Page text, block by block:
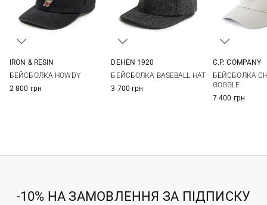
IRON & RESIN
БЕЙСБОЛКА HOWDY
2 800 грн
DEHEN 1920
БЕЙСБОЛКА BASEBALL HAT
3 700 грн
C.P. COMPANY
БЕЙСБОЛКА
GOGGLE
7 400 грн
-10% НА ЗАМОВЛЕННЯ ЗА ПІДПИСКУ